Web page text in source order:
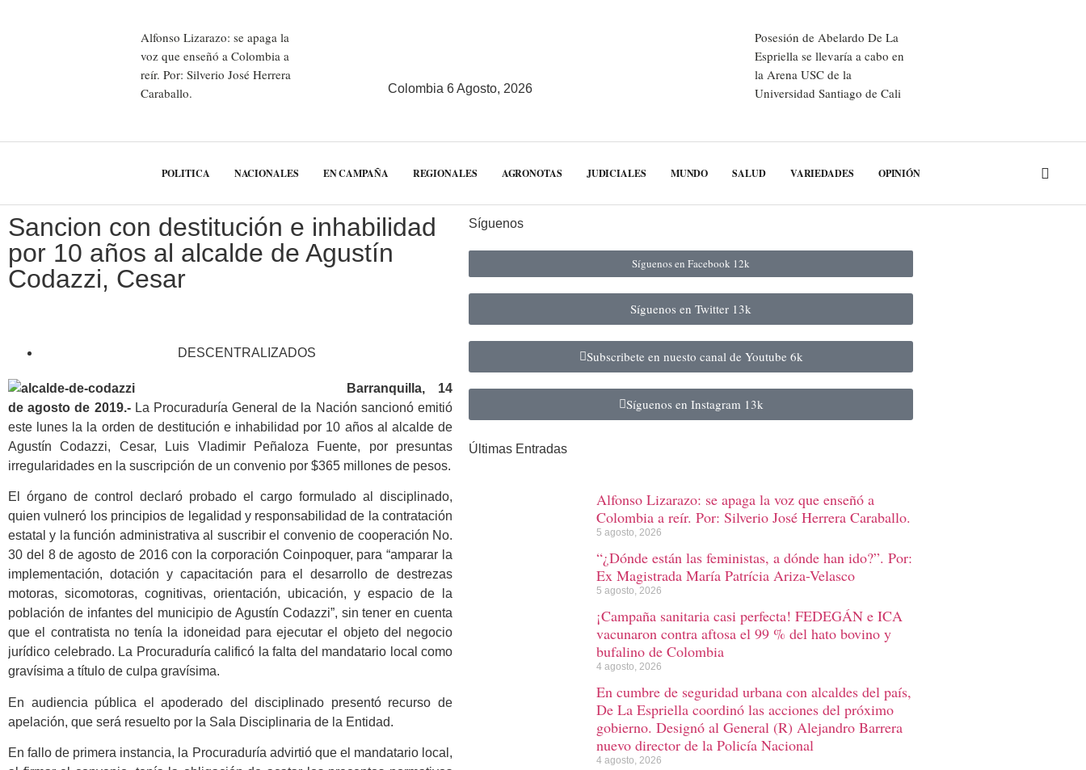
Alfonso Lizarazo: se apaga la
voz que enseñó a Colombia a
reír. Por: Silverio José Herrera
Caraballo.
Colombia 6 Agosto, 2026
Posesión de Abelardo De La
Espriella se llevaría a cabo en
la Arena USC de la
Universidad Santiago de Cali
POLITICA NACIONALES EN CAMPAÑA REGIONALES AGRONOTAS JUDICIALES MUNDO SALUD VARIEDADES OPINIÓN
Sancion con destitución e inhabilidad
por 10 años al alcalde de Agustín
Codazzi, Cesar
DESCENTRALIZADOS
Barranquilla, 14
de agosto de 2019.- La Procuraduría General de la Nación sancionó emitió
este lunes la la orden de destitución e inhabilidad por 10 años al alcalde de
Agustín Codazzi, Cesar, Luis Vladimir Peñaloza Fuente, por presuntas
irregularidades en la suscripción de un convenio por $365 millones de pesos.
El órgano de control declaró probado el cargo formulado al disciplinado,
quien vulneró los principios de legalidad y responsabilidad de la contratación
estatal y la función administrativa al suscribir el convenio de cooperación No.
30 del 8 de agosto de 2016 con la corporación Coinpoquer, para “amparar la
implementación, dotación y capacitación para el desarrollo de destrezas
motoras, sicomotoras, cognitivas, orientación, ubicación, y espacio de la
población de infantes del municipio de Agustín Codazzi”, sin tener en cuenta
que el contratista no tenía la idoneidad para ejecutar el objeto del negocio
jurídico celebrado. La Procuraduría calificó la falta del mandatario local como
gravísima a título de culpa gravísima.
En audiencia pública el apoderado del disciplinado presentó recurso de
apelación, que será resuelto por la Sala Disciplinaria de la Entidad.
En fallo de primera instancia, la Procuraduría advirtió que el mandatario local,
Síguenos
Síguenos en Facebook 12k
Síguenos en Twitter 13k
Subscribete en nuesto canal de Youtube 6k
Síguenos en Instagram 13k
Últimas Entradas
Alfonso Lizarazo: se apaga la voz que enseñó a
Colombia a reír. Por: Silverio José Herrera Caraballo.
5 agosto, 2026
“¿Dónde están las feministas, a dónde han ido?”. Por:
Ex Magistrada María Patrícia Ariza-Velasco
5 agosto, 2026
¡Campaña sanitaria casi perfecta! FEDEGÁN e ICA
vacunaron contra aftosa el 99 % del hato bovino y
bufalino de Colombia
4 agosto, 2026
En cumbre de seguridad urbana con alcaldes del país,
De La Espriella coordinó las acciones del próximo
gobierno. Designó al General (R) Alejandro Barrera
nuevo director de la Policía Nacional
4 agosto, 2026